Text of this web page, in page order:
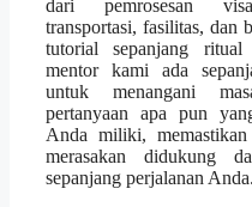
dari pemrosesan
transportasi, fasilitas, dan
tutorial sepanjang
mentor kami ada
untuk menangani
pertanyaan apa pun
Anda miliki,
merasakan didukung
sepanjang perjalanan Anda.